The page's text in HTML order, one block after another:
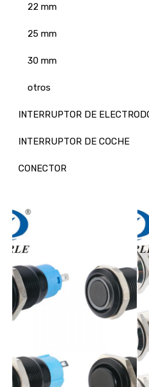
22 mm
25 mm
30 mm
otros
INTERRUPTOR DE
INTERRUPTOR DE COCHE
CONECTOR